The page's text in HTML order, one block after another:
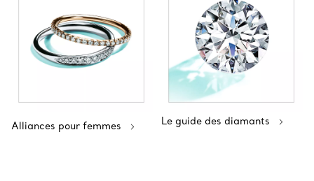
Alliances pour femmes Le guide des diamants